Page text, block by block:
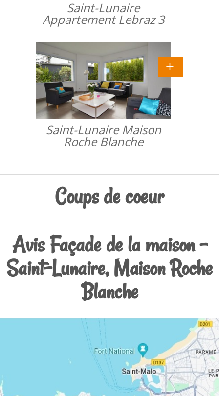
Saint-Lunaire
Appartement Lebraz 3
Saint-Lunaire Maison
Roche Blanche
Coups de coeur
Avis Façade de la maison -
Saint-Lunaire, Maison Roche
Blanche